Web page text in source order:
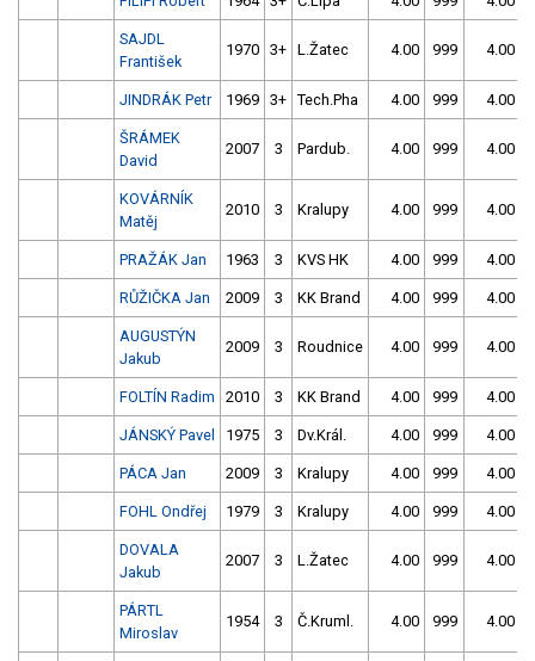
SAJDL
František
1970 3+ L.Žatec 4.00 999 4.00
JINDRÁK Petr 1969 3+ Tech.Pha 4.00 999 4.00
ŠRÁMEK
David
2007 3 Pardub. 4.00 999 4.00
KOVÁRNÍK
Matěj
2010 3 Kralupy 4.00 999 4.00
PRAŽÁK Jan 1963 3 KVS HK 4.00 999 4.00
RŮŽIČKA Jan 2009 3 KK Brand 4.00 999 4.00
AUGUSTÝN
Jakub
2009 3 Roudnice 4.00 999 4.00
FOLTÍN Radim 2010 3 KK Brand 4.00 999 4.00
JÁNSKÝ Pavel 1975 3 Dv.Král. 4.00 999 4.00
PÁCA Jan 2009 3 Kralupy 4.00 999 4.00
FOHL Ondřej 1979 3 Kralupy 4.00 999 4.00
DOVALA
Jakub
2007 3 L.Žatec 4.00 999 4.00
PÁRTL
Miroslav
1954 3 Č.Kruml. 4.00 999 4.00